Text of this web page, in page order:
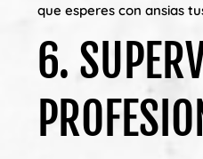
que esperes con ansias
6.